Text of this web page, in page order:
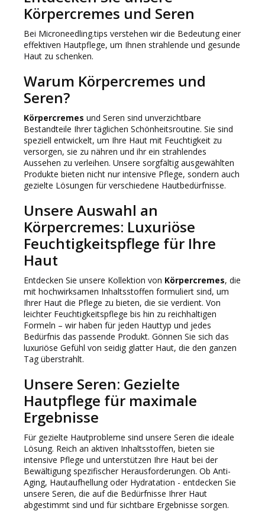
Körpercremes und Seren
Bei Microneedling.tips verstehen wir die Bedeutung einer
effektiven Hautpflege, um Ihnen strahlende und gesunde
Haut zu schenken.
Warum Körpercremes und
Seren?
Körpercremes und Seren sind unverzichtbare
Bestandteile Ihrer täglichen Schönheitsroutine. Sie sind
speziell entwickelt, um Ihre Haut mit Feuchtigkeit zu
versorgen, sie zu nähren und ihr ein strahlendes
Aussehen zu verleihen. Unsere sorgfältig ausgewählten
Produkte bieten nicht nur intensive Pflege, sondern auch
gezielte Lösungen für verschiedene Hautbedürfnisse.
Unsere Auswahl an
Körpercremes: Luxuriöse
Feuchtigkeitspflege für Ihre
Haut
Entdecken Sie unsere Kollektion von Körpercremes, die
mit hochwirksamen Inhaltsstoffen formuliert sind, um
Ihrer Haut die Pflege zu bieten, die sie verdient. Von
leichter Feuchtigkeitspflege bis hin zu reichhaltigen
Formeln – wir haben für jeden Hauttyp und jedes
Bedürfnis das passende Produkt. Gönnen Sie sich das
luxuriöse Gefühl von seidig glatter Haut, die den ganzen
Tag überstrahlt.
Unsere Seren: Gezielte
Hautpflege für maximale
Ergebnisse
Für gezielte Hautprobleme sind unsere Seren die ideale
Lösung. Reich an aktiven Inhaltsstoffen, bieten sie
intensive Pflege und unterstützen Ihre Haut bei der
Bewältigung spezifischer Herausforderungen. Ob Anti-
Aging, Hautaufhellung oder Hydratation - entdecken Sie
unsere Seren, die auf die Bedürfnisse Ihrer Haut
abgestimmt sind und für sichtbare Ergebnisse sorgen.